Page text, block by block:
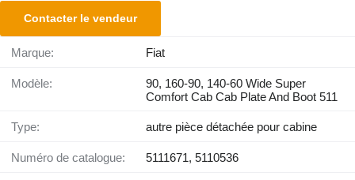
Contacter le vendeur
Marque: Fiat
Modèle:
90, 160-90, 140-60 Wide Super
Comfort Cab Cab Plate And Boot 511
Type: autre pièce détachée pour cabine
Numéro de catalogue: 5111671, 5110536